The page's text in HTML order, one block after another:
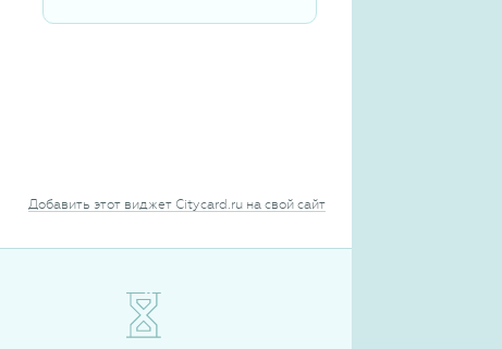
Добавить этот виджет Citycard.ru на свой сайт